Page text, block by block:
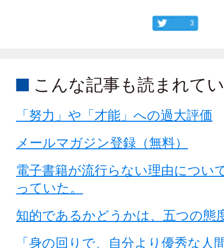
3
こんな記事も読まれて
「努力」や「才能」への過大評価
メールマガジン登録（無料）
電子書籍が流行らない理由につい
っていた。
知的であるかどうかは、五つの態
「身の回りで、自分より優秀な人